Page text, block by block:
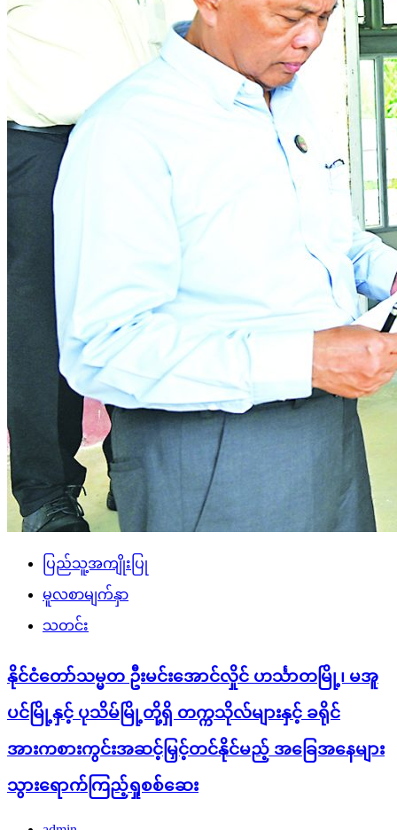
ပြည်သူ့အကျိုးပြု
မူလစာမျက်နှာ
သတင်း
နိုင်ငံတော်သမ္မတ ဦးမင်းအောင်လှိုင် ဟင်္သာတမြို့၊ မအူ
ပင်မြို့နှင့် ပုသိမ်မြို့တို့ရှိ တက္ကသိုလ်များနှင့် ခရိုင်
အားကစားကွင်းအဆင့်မြှင့်တင်နိုင်မည့် အခြေအနေများ
သွားရောက်ကြည့်ရှုစစ်ဆေး